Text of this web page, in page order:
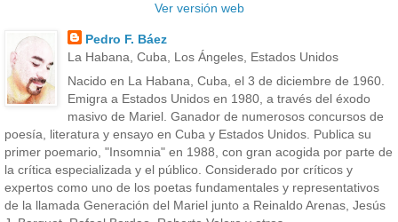
Ver versión web
Pedro F. Báez
La Habana, Cuba, Los Ángeles, Estados Unidos
Nacido en La Habana, Cuba, el 3 de diciembre de 1960.
Emigra a Estados Unidos en 1980, a través del éxodo
masivo de Mariel. Ganador de numerosos concursos de
poesía, literatura y ensayo en Cuba y Estados Unidos. Publica su
primer poemario, "Insomnia" en 1988, con gran acogida por parte de
la crítica especializada y el público. Considerado por críticos y
expertos como uno de los poetas fundamentales y representativos
de la llamada Generación del Mariel junto a Reinaldo Arenas, Jesús